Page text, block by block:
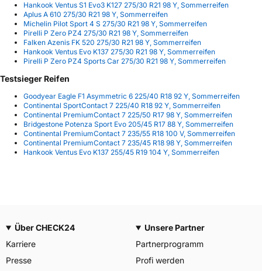
Hankook Ventus S1 Evo3 K127 275/30 R21 98 Y, Sommerreifen
Aplus A 610 275/30 R21 98 Y, Sommerreifen
Michelin Pilot Sport 4 S 275/30 R21 98 Y, Sommerreifen
Pirelli P Zero PZ4 275/30 R21 98 Y, Sommerreifen
Falken Azenis FK 520 275/30 R21 98 Y, Sommerreifen
Hankook Ventus Evo K137 275/30 R21 98 Y, Sommerreifen
Pirelli P Zero PZ4 Sports Car 275/30 R21 98 Y, Sommerreifen
Testsieger Reifen
Goodyear Eagle F1 Asymmetric 6 225/40 R18 92 Y, Sommerreifen
Continental SportContact 7 225/40 R18 92 Y, Sommerreifen
Continental PremiumContact 7 225/50 R17 98 Y, Sommerreifen
Bridgestone Potenza Sport Evo 205/45 R17 88 Y, Sommerreifen
Continental PremiumContact 7 235/55 R18 100 V, Sommerreifen
Continental PremiumContact 7 235/45 R18 98 Y, Sommerreifen
Hankook Ventus Evo K137 255/45 R19 104 Y, Sommerreifen
Über CHECK24
Karriere
Presse
Unsere Partner
Partnerprogramm
Profi werden